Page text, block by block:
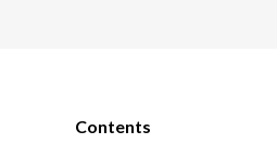
Contents